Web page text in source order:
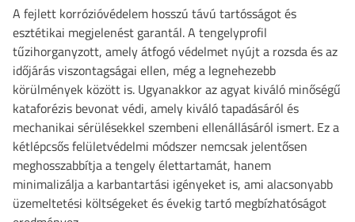
A fejlett korrózióvédelem hosszú távú tartósságot és
esztétikai megjelenést garantál. A tengelyprofil
tűzihorganyzott, amely átfogó védelmet nyújt a rozsda és az
időjárás viszontagságai ellen, még a legnehezebb
körülmények között is. Ugyanakkor az agyat kiváló minőségű
kataforézis bevonat védi, amely kiváló tapadásáról és
mechanikai sérülésekkel szembeni ellenállásáról ismert. Ez a
kétlépcsős felületvédelmi módszer nemcsak jelentősen
meghosszabbítja a tengely élettartamát, hanem
minimalizálja a karbantartási igényeket is, ami alacsonyabb
üzemeltetési költségeket és évekig tartó megbízhatóságot